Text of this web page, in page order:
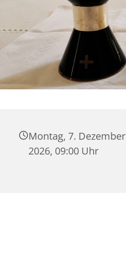
Montag, 7. Dezember
2026, 09:00 Uhr